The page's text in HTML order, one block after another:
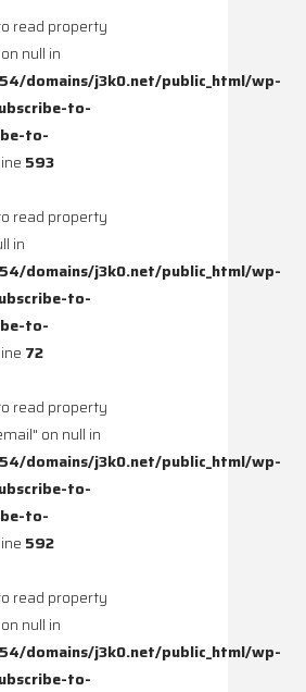
read property
null in
domains/j3k0.net/public_html/wp-
to-
to-
593
read property
in
domains/j3k0.net/public_html/wp-
to-
to-
72
read property
on null in
domains/j3k0.net/public_html/wp-
to-
to-
592
read property
null in
domains/j3k0.net/public_html/wp-
to-